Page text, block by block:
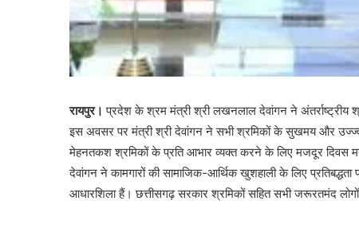
रायपुर। प्रदेश के श्रम मंत्री श्री लखनलाल देवांगन ने अंतर्राष्ट्रीय
इस अवसर पर मंत्री श्री देवांगन ने सभी श्रमिकों के सुखमय और
मेहनतकश श्रमिकों के प्रति आभार व्यक्त करने के लिए मजदूर दिवस
देवांगन ने कामगारों की सामाजिक-आर्थिक खुशहाली के लिए
आधारशिला हैं। छत्तीसगढ़ सरकार श्रमिकों सहित सभी जरूरतमंद